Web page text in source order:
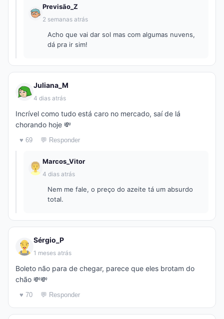
Previsão_Z
2 semanas atrás
Acho que vai dar sol mas com algumas nuvens,
dá pra ir sim!
Juliana_M
4 dias atrás
Incrível como tudo está caro no mercado, saí de lá
chorando hoje 💸
♥ 69 💬 Responder
Marcos_Vitor
4 dias atrás
Nem me fale, o preço do azeite tá um absurdo
total.
Sérgio_P
1 meses atrás
Boleto não para de chegar, parece que eles brotam do
chão 💸💸
♥ 70 💬 Responder